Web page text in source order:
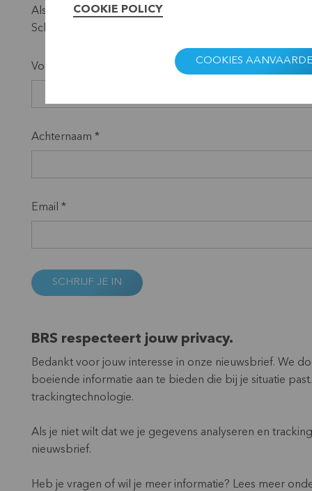
Als je meer informatie wenst, neem dan gerust contact
Schrijf je hieronder in op onze nieuwsbrief.
Voornaam *
Achternaam *
Email *
SCHRIJF JE IN
BRS respecteert jouw privacy.
Bedankt voor jouw interesse in onze nieuwsbrief. We
boeiende informatie aan te bieden die bij je situatie
trackingtechnologie.
Als je niet wilt dat we je gegevens analyseren en
nieuwsbrief.
Heb je vragen of wil je meer informatie? Lees meer
COOKIE POLICY
COOKIES